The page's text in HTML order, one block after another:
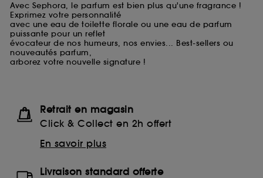
Avec Sephora, le parfum est bien plus qu'une fragrance !
Exprimez votre personnalité
avec une eau de toilette florale ou une eau de parfum
puissante pour un reflet
évocateur de nos humeurs, nos envies... Best-sellers ou
nouveautés parfum,
arborez votre nouvelle signature !
Retrait en magasin
Click & Collect en 2h offert
En savoir plus
Livraison standard offerte